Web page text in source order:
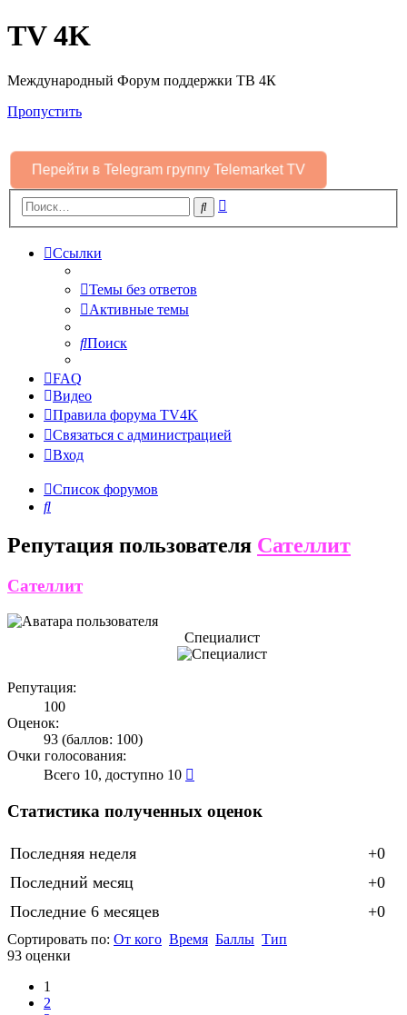
TV 4K
Международный Форум поддержки ТВ 4К
Пропустить
Перейти в Telegram группу Telemarket TV
Поиск
Ссылки
Темы без ответов
Активные темы
Поиск
FAQ
Видео
Правила форума TV4K
Связаться с администрацией
Вход
Список форумов
Поиск
Репутация пользователя Сателлит
Сателлит
Специалист
Репутация:
100
Оценок:
93 (баллов: 100)
Очки голосования:
Всего 10, доступно 10
Статистика полученных оценок
Последняя неделя
+0
Последний месяц
+0
Последние 6 месяцев
+0
Сортировать по: От кого Время Баллы Тип
93 оценки
1
2